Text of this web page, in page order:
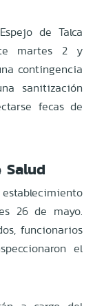
de Talca
martes 2 y
contingencia
sanitización
fecas de
26 de mayo.
funcionarios
el